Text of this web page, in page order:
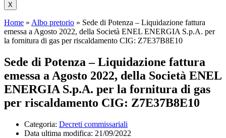
X
Home » Albo pretorio » Sede di Potenza – Liquidazione fattura
emessa a Agosto 2022, della Società ENEL ENERGIA S.p.A. per
la fornitura di gas per riscaldamento CIG: Z7E37B8E10
Sede di Potenza – Liquidazione fattura
emessa a Agosto 2022, della Società ENEL
ENERGIA S.p.A. per la fornitura di gas
per riscaldamento CIG: Z7E37B8E10
Categoria: Decreti commissariali
Data ultima modifica: 21/09/2022